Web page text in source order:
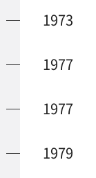
1973
1977
1977
1979